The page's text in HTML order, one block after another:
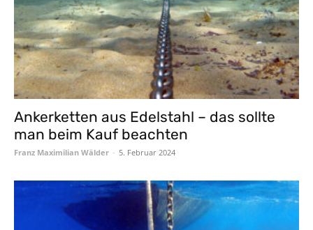
Ankerketten aus Edelstahl – das sollte
man beim Kauf beachten
Franz Maximilian Wälder - 5. Februar 2024